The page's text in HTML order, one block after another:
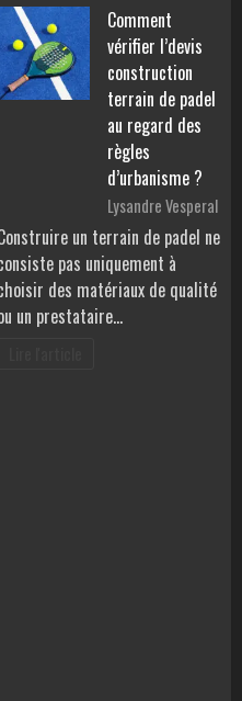
Comment
vérifier l’devis
construction
terrain de padel
au regard des
règles
d’urbanisme ?
Lysandre Vesperal
un terrain de padel ne
pas uniquement à
des matériaux de qualité
un prestataire…